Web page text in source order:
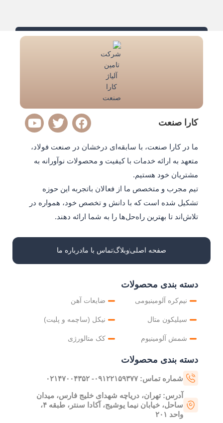
کارا صنعت
F
a
c
e
b
o
k
T
w
t
t
r
Y
o
u
t
u
ما در کارا صنعت، با سابقه‌ای درخشان در صنعت فولاد،
متعهد به ارائه خدمات با کیفیت و محصولات نوآورانه به
مشتریان خود هستیم.
تیم مجرب و متخصص ما از فعالان باتجربه این حوزه
تشکیل شده است که با دانش و تخصص خود، همواره در
تلاش‌اند تا بهترین راه‌حل‌ها را به شما ارائه دهند.
صفحه اصلی وبلاگتماس با مادرباره ما
دسته بندی محصولات
نیم‌کره آلومینیومی
سیلیکون متال
شمش آلومینیوم
ضایعات آهن
نیکل (ساچمه و پلیت)
کک متالورژی
دسته بندی محصولات
شماره تماس: ۰۹۱۲۲۱۵۹۳۷۷- ۰۲۱۴۷۰۰۴۳۵۲
آدرس: تهران، دریاچه شهدای خلیج فارس، میدان
ساحل، خیابان نیما یوشیج، آکادا سنتر، طبقه ۴،
واحد ۲۰۱